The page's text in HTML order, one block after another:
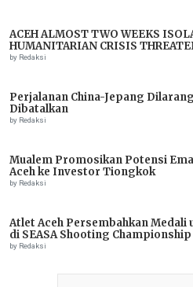
ACEH ALMOST TWO WEEKS
HUMANITARIAN CRISIS
IMMEDIATE ASSISTANCE
by Redaksi
Perjalanan China-Jepang
Dibatalkan
by Redaksi
Mualem Promosikan Potensi
Aceh ke Investor Tiongkok
by Redaksi
Atlet Aceh Persembahkan Medali
di SEASA Shooting Championship
by Redaksi